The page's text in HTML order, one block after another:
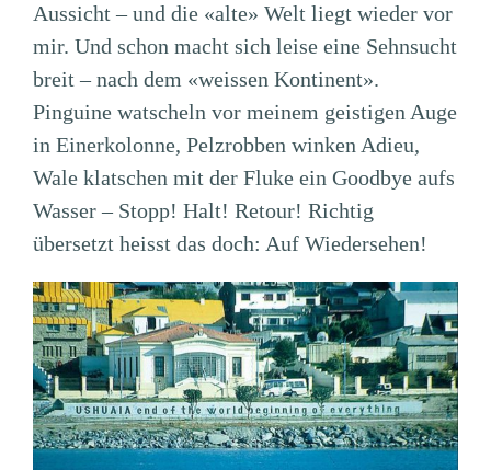
Aussicht – und die «alte» Welt liegt wieder vor
mir. Und schon macht sich leise eine Sehnsucht
breit – nach dem «weissen Kontinent».
Pinguine watscheln vor meinem geistigen Auge
in Einerkolonne, Pelzrobben winken Adieu,
Wale klatschen mit der Fluke ein Goodbye aufs
Wasser – Stopp! Halt! Retour! Richtig
übersetzt heisst das doch: Auf Wiedersehen!